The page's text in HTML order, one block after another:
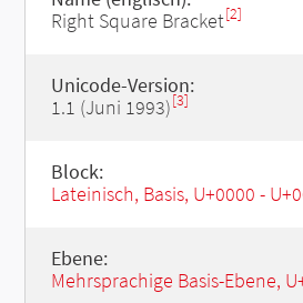
Right Square Bracket[2]
Unicode-Version:
1.1 (Juni 1993)[3]
Block:
Lateinisch, Basis, U+0000 -
Ebene:
Mehrsprachige Basis-Ebene,